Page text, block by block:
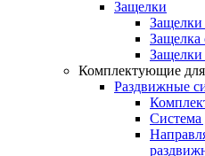
Защелки
Защелка
Защелки
Комплектующие
Раздвижные
Система